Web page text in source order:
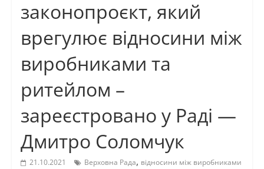
законопроєкт, який
врегулює відносини між
виробниками та
ритейлом –
зареєстровано у Раді —
Дмитро Соломчук
21.10.2021 Верховна Рада, відносини між виробниками